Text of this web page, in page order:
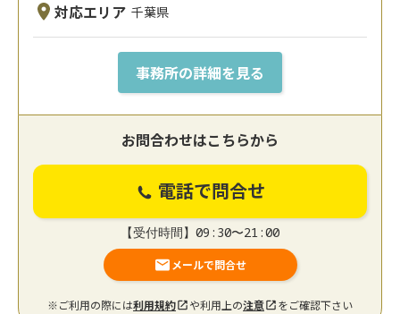
対応エリア 千葉県
事務所の詳細を見る
お問合わせはこちらから
電話で問合せ
【受付時間】09:30〜21:00
メールで問合せ
※ご利用の際には利用規約 や利用上の注意 をご確認下さい